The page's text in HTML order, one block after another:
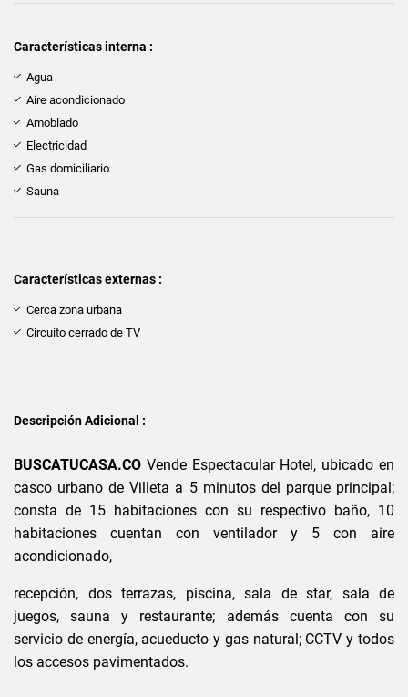
Características interna :
Agua
Aire acondicionado
Amoblado
Electricidad
Gas domiciliario
Sauna
Características externas :
Cerca zona urbana
Circuito cerrado de TV
Descripción Adicional :
BUSCATUCASA.CO Vende Espectacular Hotel, ubicado en
casco urbano de Villeta a 5 minutos del parque principal;
consta de 15 habitaciones con su respectivo baño, 10
habitaciones cuentan con ventilador y 5 con aire
acondicionado,
recepción, dos terrazas, piscina, sala de star, sala de
juegos, sauna y restaurante; además cuenta con su
servicio de energía, acueducto y gas natural; CCTV y todos
los accesos pavimentados.